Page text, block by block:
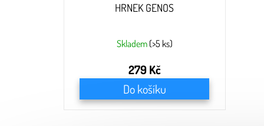
HRNEK GENOS
Skladem (>5 ks)
279 Kč
Do košíku